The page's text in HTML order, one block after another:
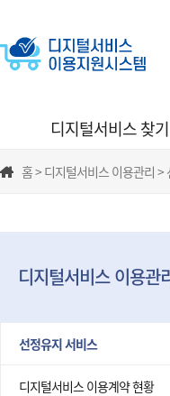
디지털서비스 찾기
홈 > 디지털서비스 이용관리 >
디지털서비스 이용관
선정유지 서비스
디지털서비스 이용계약 현황